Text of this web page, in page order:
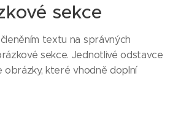
sekce
textu na správných
sekce. Jednotlivé odstavce
obrázky, které vhodně doplní